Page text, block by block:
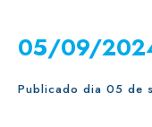
05/09/
Publicado dia 05 de